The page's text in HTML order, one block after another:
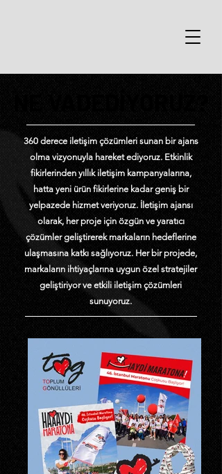
NE VADEDİYORUZ?
NE VADEDİYORUZ?
360 derece iletişim çözümleri sunan bir ajans
olma vizyonuyla hareket ediyoruz. Etkinlik
fikirlerinden yıllık iletişim kampanyalarına,
hatta yeni ürün fikirlerine kadar geniş bir
yelpazede hizmet veriyoruz. İletişim ajansı
olarak, her proje için özgün ve yaratıcı
çözümler geliştirerek markaların hedeflerine
ulaşmasına katkı sağlıyoruz. Her bir projede,
markaların ihtiyaçlarına uygun özel stratejiler
geliştiriyor ve etkili iletişim çözümleri
sunuyoruz.